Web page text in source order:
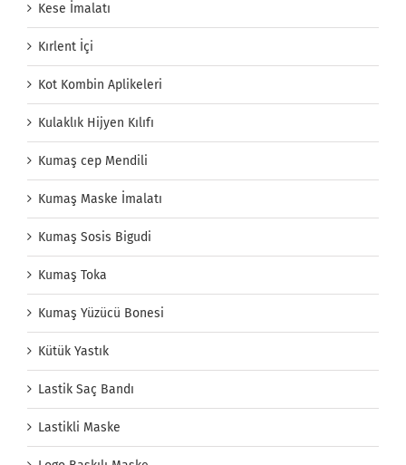
Kese İmalatı
Kırlent İçi
Kot Kombin Aplikeleri
Kulaklık Hijyen Kılıfı
Kumaş cep Mendili
Kumaş Maske İmalatı
Kumaş Sosis Bigudi
Kumaş Toka
Kumaş Yüzücü Bonesi
Kütük Yastık
Lastik Saç Bandı
Lastikli Maske